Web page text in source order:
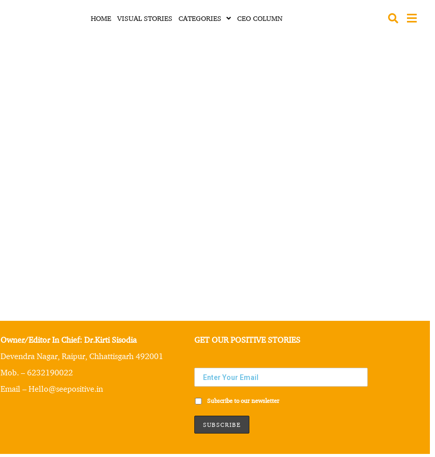
HOME VISUAL STORIES CATEGORIES CEO COLUMN
Owner/Editor In Chief: Dr.Kirti Sisodia
Devendra Nagar, Raipur, Chhattisgarh 492001
Mob. – 6232190022
Email – Hello@seepositive.in
GET OUR POSITIVE STORIES
Subscribe to our newsletter